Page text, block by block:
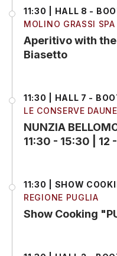
11:30 | HALL 8 -
MOLINO GRASSI SPA
Aperitivo with
Biasetto
11:30 | HALL 7 -
LE CONSERVE
NUNZIA
11:30 - 15:30 | 12
11:30 | SHOW
REGIONE PUGLIA
Show Cooking